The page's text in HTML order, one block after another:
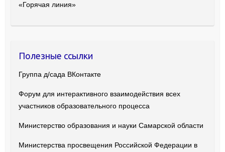
«Горячая линия»
Полезные ссылки
Группа д/сада ВКонтакте
Форум для интерактивного взаимодействия всех
участников образовательного процесса
Министерство образования и науки Самарской области
Министерства просвещения Российской Федерации в